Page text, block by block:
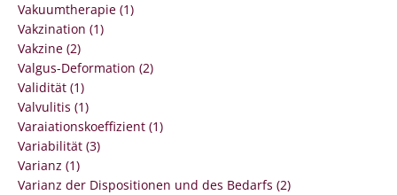
Vakuumtherapie (1)
Vakzination (1)
Vakzine (2)
Valgus-Deformation (2)
Validität (1)
Valvulitis (1)
Varaiationskoeffizient (1)
Variabilität (3)
Varianz (1)
Varianz der Dispositionen und des Bedarfs (2)